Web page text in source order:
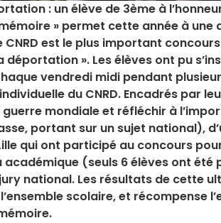
: un élève de 3ème à
» permet cette année à
est le plus important
». Les élèves ont pu
vendredi midi pendant
du CNRD. Encadrés par
mondiale et réfléchir à
portant sur un sujet national),
qui ont participé au concours
(seuls 6 élèves ont été
national. Les résultats de cette
scolaire, et récompense